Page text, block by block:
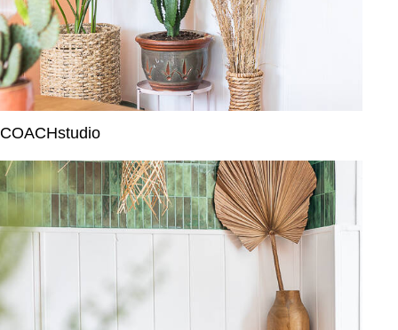
COACHstudio